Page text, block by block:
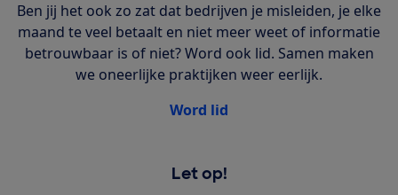
Ben jij het ook zo zat dat bedrijven je misleiden, je elke
maand te veel betaalt en niet meer weet of informatie
betrouwbaar is of niet? Word ook lid. Samen maken
we oneerlijke praktijken weer eerlijk.
Word lid
Let op!